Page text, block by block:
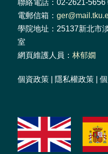
聯絡電話：02-2621-5656
電郵信箱：
學院地址：25137新北市
室
網頁維護人員： 林郁嫺
個資政策 隱私權政策